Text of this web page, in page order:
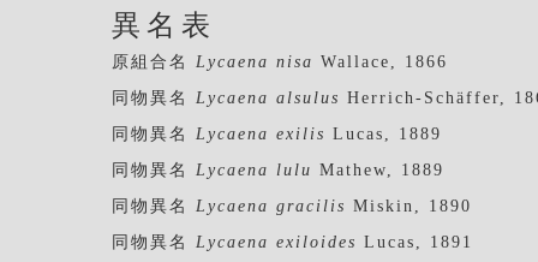
異名表
原組合名 Lycaena nisa Wallace, 1866
同物異名 Lycaena alsulus Herrich-Schäffer,
同物異名 Lycaena exilis Lucas, 1889
同物異名 Lycaena lulu Mathew, 1889
同物異名 Lycaena gracilis Miskin, 1890
同物異名 Lycaena exiloides Lucas, 1891